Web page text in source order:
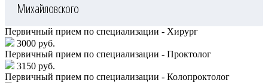
Михайловского
Первичный прием по специализации - Хирург
3000 руб.
Первичный прием по специализации - Проктолог
3150 руб.
Первичный прием по специализации - Колопроктолог